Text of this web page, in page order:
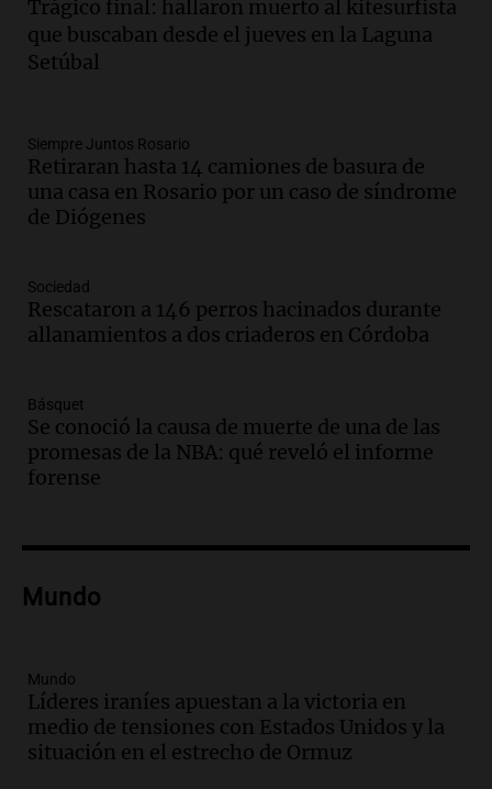
Audio.1° gol de Rosario Central a
Aldosivi (Zalazar en contra) - relato
Gato Greco
Audio.Recomendaciones de vino
bonarda para disfrutar el fin de semana
en Mendoza
Panorama Federal
Audio.
en la Sociedad Rural de Bulaya con
actividades para toda la familia
Audio.
edificios y una casa del estudiante para
jóvenes de la región
Panorama Federal
Audio.Preparativos finales para la gran
Bulaya este sábado
Audio.
Congreso y evacuación por derrame de
oxígeno en Montecastro
Panorama Federal
Trágico final: hallaron muerto al kitesurfista
que buscaban desde el jueves en la Laguna
Setúbal
Siempre Juntos Rosario
Retiraran hasta 14 camiones de basura de
una casa en Rosario por un caso de síndrome
de Diógenes
Sociedad
Rescataron a 146 perros hacinados durante
allanamientos a dos criaderos en Córdoba
Básquet
Se conoció la causa de muerte de una de las
promesas de la NBA: qué reveló el informe
forense
Mundo
Mundo
Líderes iraníes apuestan a la victoria en
medio de tensiones con Estados Unidos y la
situación en el estrecho de Ormuz